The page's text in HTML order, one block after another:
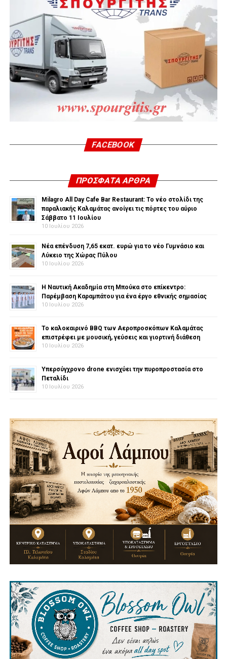
FACEBOOK
ΠΡΌΣΦΑΤΑ ΆΡΘΡΑ
Milagro All Day Cafe Bar Restaurant: Το νέο στολίδι της
παραλιακής Καλαμάτας ανοίγει τις πόρτες του αύριο
Σάββατο 11 Ιουλίου
10 Ιουλίου 2026
Νέα επένδυση 7,65 εκατ. ευρώ για το νέο Γυμνάσιο και
Λύκειο της Χώρας Πύλου
10 Ιουλίου 2026
Η Ναυτική Ακαδημία στη Μπούκα στο επίκεντρο:
Παρέμβαση Καραμπάτου για ένα έργο εθνικής σημασίας
10 Ιουλίου 2026
Το καλοκαιρινό BBQ των Αεροπροσκόπων Καλαμάτας
επιστρέφει με μουσική, γεύσεις και γιορτινή διάθεση
10 Ιουλίου 2026
Υπερσύγχρονο drone ενισχύει την πυροπροστασία στο
Πεταλίδι
10 Ιουλίου 2026